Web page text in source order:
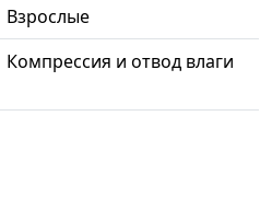
Взрослые
Компрессия и отвод влаги